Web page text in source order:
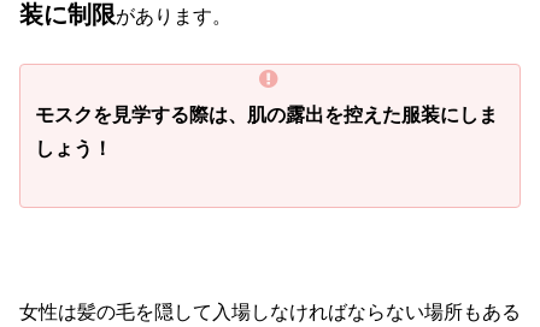
装に制限があります。
モスクを見学する際は、肌の露出を控えた服装にしま
しょう！
女性は髪の毛を隠して入場しなければならない場所もある